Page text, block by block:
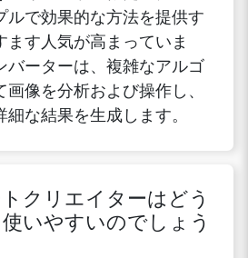
ルで効果的な方法を提供す
ます人気が高まっていま
バーターは、複雑なアルゴ
画像を分析および操作し、
な結果を生成します。
クリエイターはどう
いやすいのでしょう